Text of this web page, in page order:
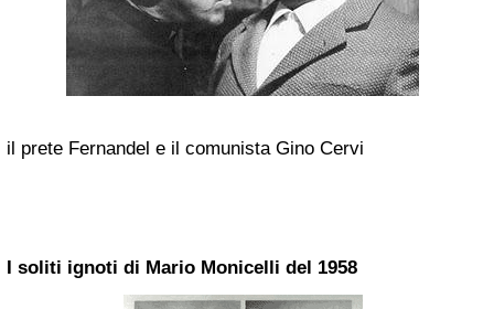
il prete Fernandel e il comunista Gino Cervi
I soliti ignoti di Mario Monicelli del 1958